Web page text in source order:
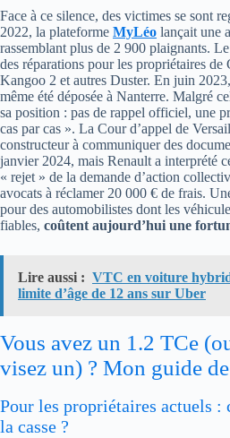
Face à ce silence, des victimes se sont
2022, la plateforme MyLéo lançait une
rassemblant plus de 2 900 plaignants.
des réparations pour les propriétaires
Kangoo 2 et autres Duster. En juin
même été déposée à Nanterre. Malgré
sa position : pas de rappel officiel, une
cas par cas ». La Cour d’appel de
constructeur à communiquer des
janvier 2024, mais Renault a interprété
« rejet » de la demande d’action
avocats à réclamer 20 000 € de frais.
pour des automobilistes dont les
fiables, coûtent aujourd’hui une
Lire aussi : VTC en voiture
limite d’âge de 12 ans sur Uber
Vous avez un 1.2 TCe
visez un) ? Mon guide
Pour les propriétaires actuels
la casse ?